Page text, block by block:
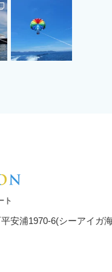
ト
安浦1970-6(シーアイガ